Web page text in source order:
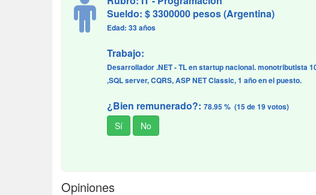
Sueldo: $ 3300000 pesos (Argentina)
Edad: 33 años
Trabajo:
Desarrollador .NET - TL en startup nacional. monotributista
,SQL server, CQRS, ASP NET Classic, 1 año en el puesto.
¿Bien remunerado?: 78.95 % (15 de 19 votos)
Opiniones